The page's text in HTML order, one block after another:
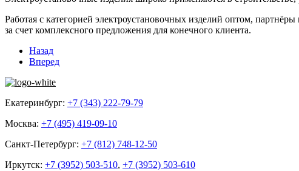
Работая с категорией электроустановочных изделий оптом,
за счет комплексного предложения для конечного клиента.
Назад
Вперед
Екатеринбург: +7 (343) 222-79-79
Москва: +7 (495) 419-09-10
Санкт-Петербург: +7 (812) 748-12-50
Иркутск: +7 (3952) 503-510, +7 (3952) 503-610